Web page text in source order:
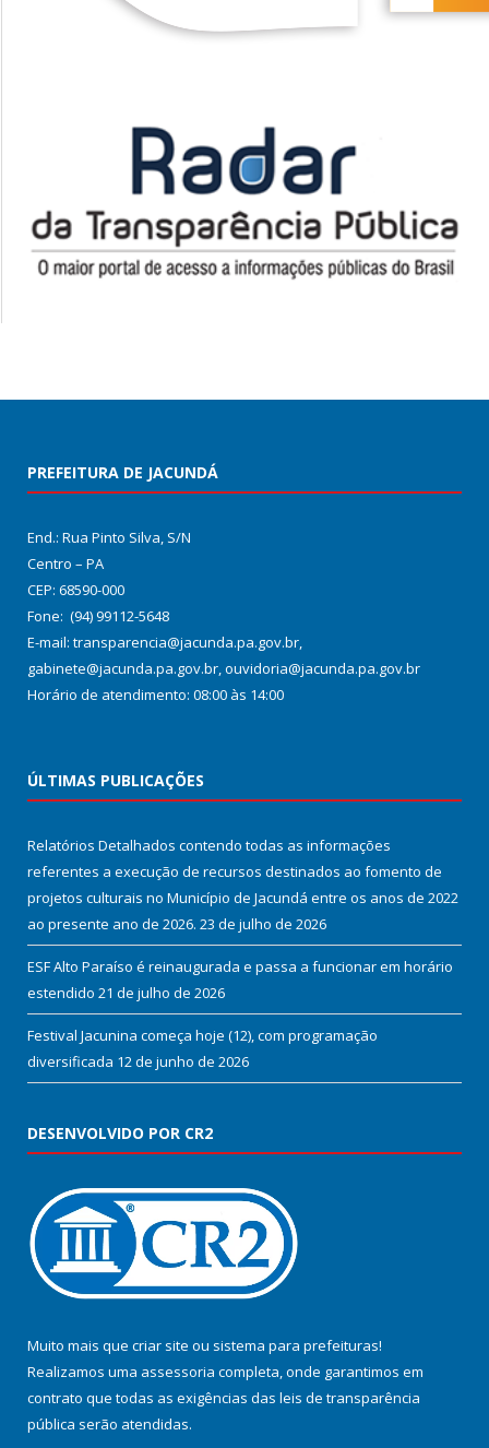
PREFEITURA DE JACUNDÁ
End.: Rua Pinto Silva, S/N
Centro – PA
CEP: 68590-000
Fone: (94) 99112-5648
E-mail: transparencia@jacunda.pa.gov.br,
gabinete@jacunda.pa.gov.br, ouvidoria@jacunda.pa.gov.br
Horário de atendimento: 08:00 às 14:00
ÚLTIMAS PUBLICAÇÕES
Relatórios Detalhados contendo todas as informações
referentes a execução de recursos destinados ao fomento de
projetos culturais no Município de Jacundá entre os anos de 2022
ao presente ano de 2026. 23 de julho de 2026
ESF Alto Paraíso é reinaugurada e passa a funcionar em horário
estendido 21 de julho de 2026
Festival Jacunina começa hoje (12), com programação
diversificada 12 de junho de 2026
DESENVOLVIDO POR CR2
Muito mais que criar site ou sistema para prefeituras!
Realizamos uma assessoria completa, onde garantimos em
contrato que todas as exigências das leis de transparência
pública serão atendidas.